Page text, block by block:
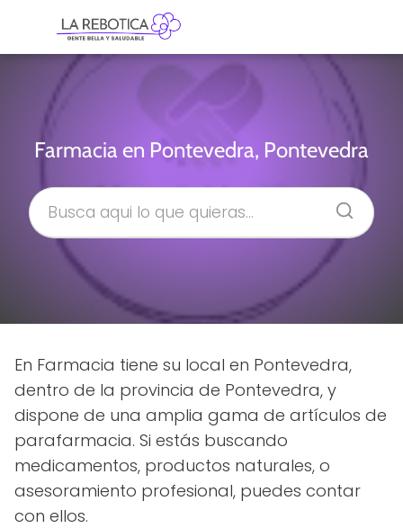
Farmacia en Pontevedra, Pontevedra
En Farmacia tiene su local en Pontevedra,
dentro de la provincia de Pontevedra, y
dispone de una amplia gama de artículos de
parafarmacia. Si estás buscando
medicamentos, productos naturales, o
asesoramiento profesional, puedes contar
con ellos.